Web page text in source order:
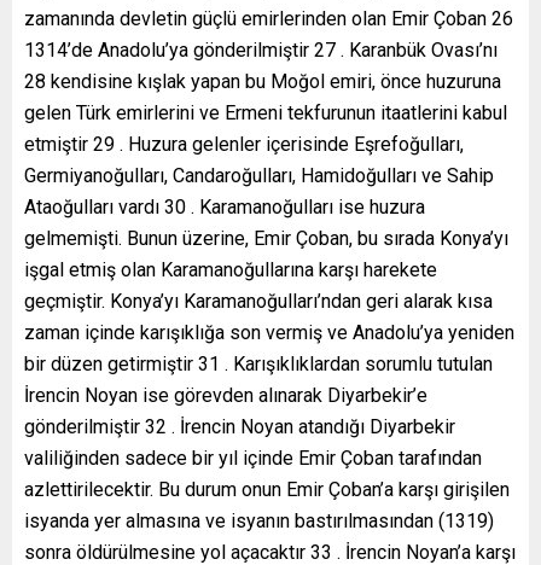
zamanında devletin güçlü emirlerinden olan Emir Çoban 26
1314’de Anadolu’ya gönderilmiştir 27 . Karanbük Ovası’nı
28 kendisine kışlak yapan bu Moğol emiri, önce huzuruna
gelen Türk emirlerini ve Ermeni tekfurunun itaatlerini kabul
etmiştir 29 . Huzura gelenler içerisinde Eşrefoğulları,
Germiyanoğulları, Candaroğulları, Hamidoğulları ve Sahip
Ataoğulları vardı 30 . Karamanoğulları ise huzura
gelmemişti. Bunun üzerine, Emir Çoban, bu sırada Konya’yı
işgal etmiş olan Karamanoğullarına karşı harekete
geçmiştir. Konya’yı Karamanoğulları’ndan geri alarak kısa
zaman içinde karışıklığa son vermiş ve Anadolu’ya yeniden
bir düzen getirmiştir 31 . Karışıklıklardan sorumlu tutulan
İrencin Noyan ise görevden alınarak Diyarbekir’e
gönderilmiştir 32 . İrencin Noyan atandığı Diyarbekir
valiliğinden sadece bir yıl içinde Emir Çoban tarafından
azlettirilecektir. Bu durum onun Emir Çoban’a karşı girişilen
isyanda yer almasına ve isyanın bastırılmasından (1319)
sonra öldürülmesine yol açacaktır 33 . İrencin Noyan’a karşı